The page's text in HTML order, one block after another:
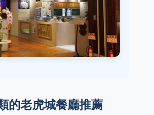
的老虎城餐廳推薦